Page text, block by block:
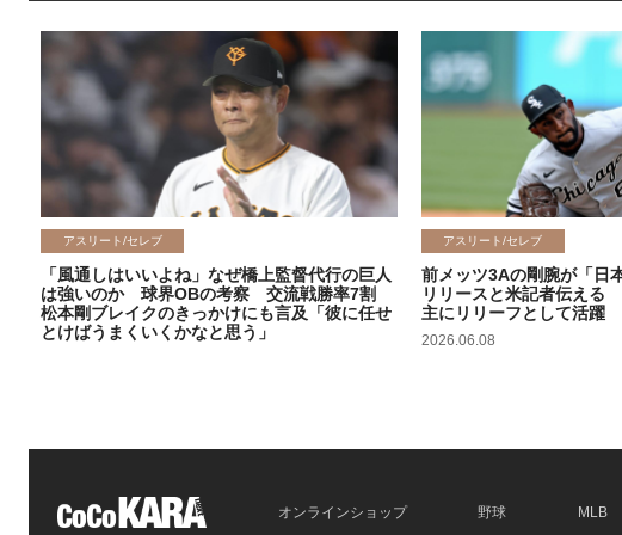
アスリート/セレブ
「風通しはいいよね」なぜ橋上監督代行の巨人
は強いのか 球界OBの考察 交流戦勝率7割
松本剛ブレイクのきっかけにも言及「彼に任せ
とけばうまくいくかなと思う」
アスリート/セレブ
前メッツ3Aの剛腕が「日
リリースと米記者伝え
主にリリーフとして活躍
2026.06.08
オンラインショップ 野球 MLB